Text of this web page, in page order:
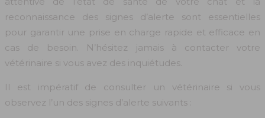
reconnaissance des signes d’alerte sont essentielles
pour garantir une prise en charge rapide et efficace en
cas de besoin. N’hésitez jamais à contacter votre
vétérinaire si vous avez des inquiétudes.
Il est impératif de consulter un vétérinaire si vous
observez l’un des signes d’alerte suivants :